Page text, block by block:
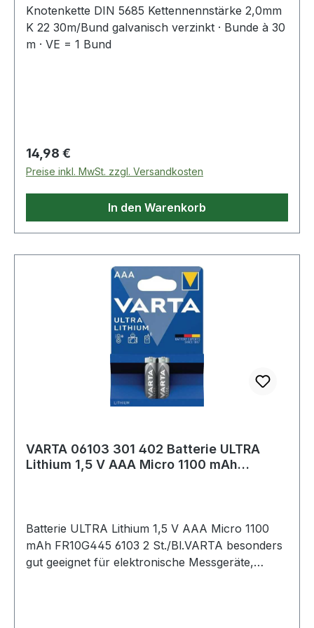
Knotenkette DIN 5685 Kettennennstärke 2,0mm
K 22 30m/Bund galvanisch verzinkt · Bunde à 30
m · VE = 1 Bund
Regulärer Preis:
14,98 €
Preise inkl. MwSt. zzgl. Versandkosten
In den Warenkorb
VARTA 06103 301 402 Batterie ULTRA
Lithium 1,5 V AAA Micro 1100 mAh
Batterie ULTRA Lithium 1,5 V AAA Micro 1100
mAh FR10G445 6103 2 St./Bl.VARTA besonders
gut geeignet für elektronische Messgeräte,